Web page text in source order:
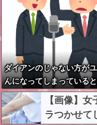
ダイアンのじゃない方が
んになってしまっている
←これ
【画像】
ラつかせて